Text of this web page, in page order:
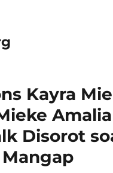
Kayra
Disorot